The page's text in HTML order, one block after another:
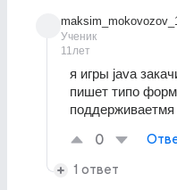
Ученик
11лет
я игры java
пишет типо
поддерживаетмя
0
1 ответ